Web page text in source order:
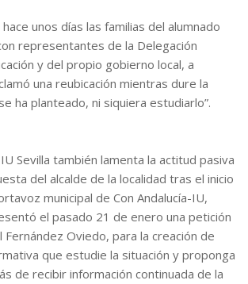
unos días las familias del alumnado
representantes de la Delegación
y del propio gobierno local, a
una reubicación mientras dure la
ha planteado, ni siquiera estudiarlo”.
Sevilla también lamenta la actitud pasiva
del alcalde de la localidad tras el inicio
municipal de Con Andalucía-IU,
el pasado 21 de enero una petición
Fernández Oviedo, para la creación de
que estudie la situación y proponga
de recibir información continuada de la